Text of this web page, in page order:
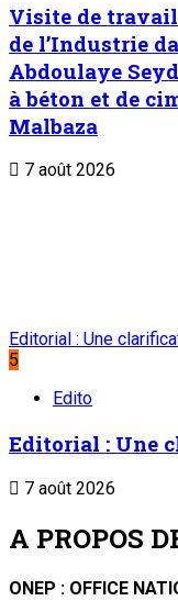
Visite de
de l’Industrie
Abdoulaye
à béton et de
Malbaza
7 août 2026
Editorial : Une
5
Edito
Editorial : Une
7 août 2026
A PROPOS
ONEP : OFFICE